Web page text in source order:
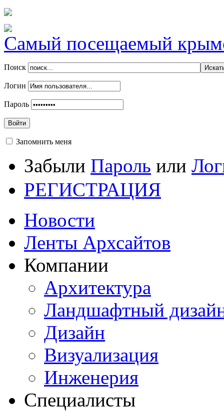
Самый посещаемый
Поиск
Логин
Пароль
Войти
Запомнить меня
Забыли Пароль или
РЕГИСТРАЦИЯ
Новости
Ленты Архсайтов
Компании
Архитектура
Ландшафтный
Дизайн
Визуализация
Инженерия
Специалисты